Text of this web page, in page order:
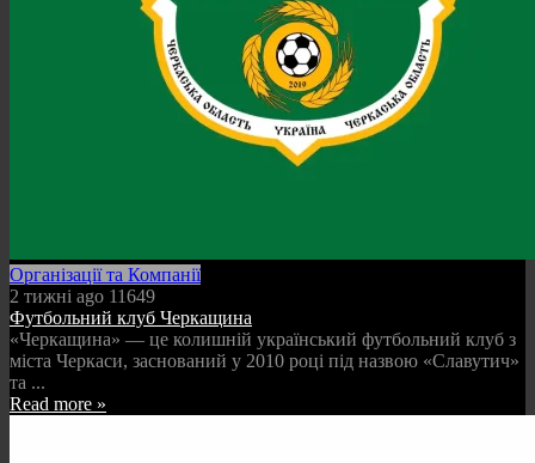
Організації та Компанії
2 тижні ago 11649
Футбольний клуб Черкащина
«Черкащина» — це колишній український футбольний клуб з
міста Черкаси, заснований у 2010 році під назвою «Славутич»
та ...
Read more »